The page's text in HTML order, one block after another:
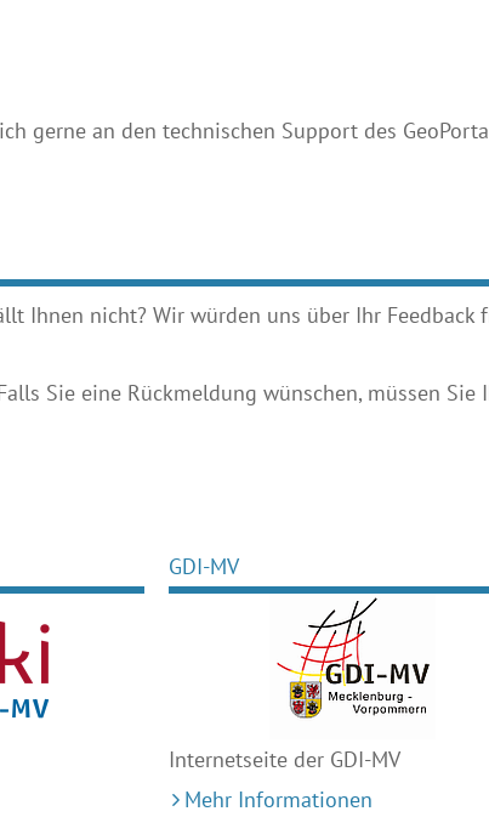
gerne an den technischen Support des
Ihnen nicht? Wir würden uns über Ihr Feedback
Sie eine Rückmeldung wünschen, müssen Sie
GDI-MV
Internetseite der GDI-MV
Mehr Informationen